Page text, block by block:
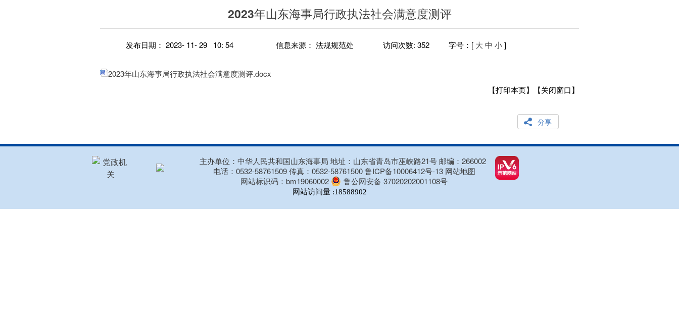
2023年山东海事局行政执法社会满意度测评
发布日期： 2023- 11- 29 10: 54 信息来源： 法规规范处 访问次数: 352 字号：[ 大 中 小]
2023年山东海事局行政执法社会满意度测评.docx
【打印本页】
【关闭窗口】
分享
主办单位：中华人民共和国山东海事局 地址：山东省青岛市巫峡路21号 邮编：266002
电话：0532-58761509 传真：0532-58761500鲁ICP备10006412号-13 网站地图
网站标识码：bm19060002
鲁公网安备 37020202001108号